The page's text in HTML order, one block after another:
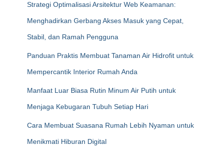
Strategi Optimalisasi Arsitektur Web Keamanan:
Menghadirkan Gerbang Akses Masuk yang Cepat,
Stabil, dan Ramah Pengguna
Panduan Praktis Membuat Tanaman Air Hidrofit untuk
Mempercantik Interior Rumah Anda
Manfaat Luar Biasa Rutin Minum Air Putih untuk
Menjaga Kebugaran Tubuh Setiap Hari
Cara Membuat Suasana Rumah Lebih Nyaman untuk
Menikmati Hiburan Digital